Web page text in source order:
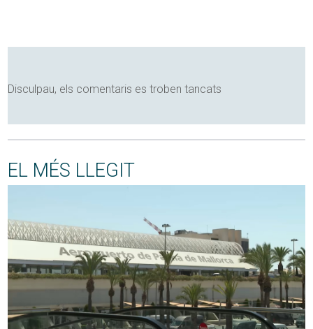
Disculpau, els comentaris es troben tancats
EL MÉS LLEGIT